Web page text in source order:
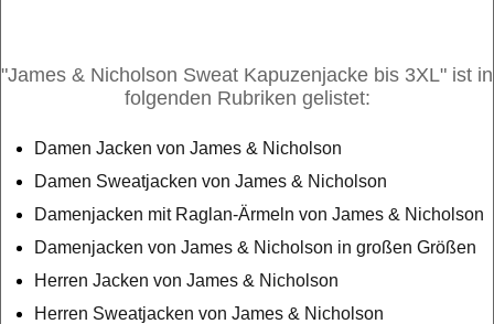
"James & Nicholson Sweat Kapuzenjacke bis 3XL" ist in
folgenden Rubriken gelistet:
Damen Jacken von James & Nicholson
Damen Sweatjacken von James & Nicholson
Damenjacken mit Raglan-Ärmeln von James & Nicholson
Damenjacken von James & Nicholson in großen Größen
Herren Jacken von James & Nicholson
Herren Sweatjacken von James & Nicholson